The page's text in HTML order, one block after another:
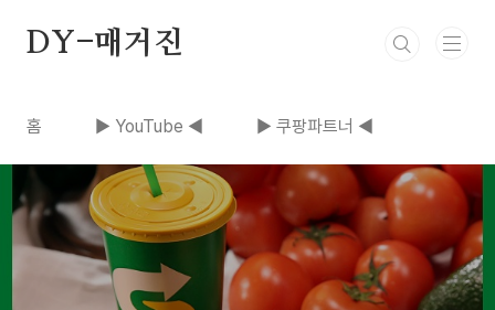
DY-매거진
홈 ▶ YouTube ◀ ▶ 쿠팡파트너 ◀